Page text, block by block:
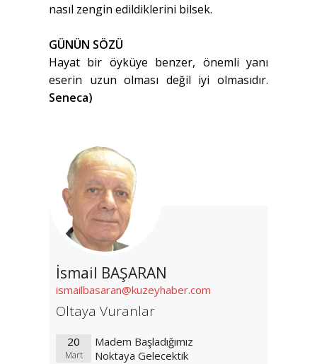
nasıl zengin edildiklerini bilsek.
GÜNÜN SÖZÜ
Hayat bir öyküye benzer, önemli yanı
eserin uzun olması değil iyi olmasıdır.
Seneca)
İsmail BAŞARAN
ismailbasaran@kuzeyhaber.com
Oltaya Vuranlar
20
Mart
Madem Başladığımız
Noktaya Gelecektik